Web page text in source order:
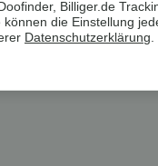
entwickelt und ist
Billiger.de
die Einstellung
Datenschutzerklärung